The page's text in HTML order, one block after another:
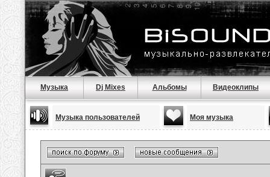
Музыка Dj Mixes Альбомы Видеоклипы
Музыка пользователей Моя музыка